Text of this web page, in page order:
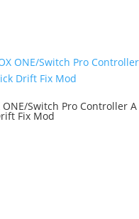
ONE/Switch Pro Controller
Fix Mod